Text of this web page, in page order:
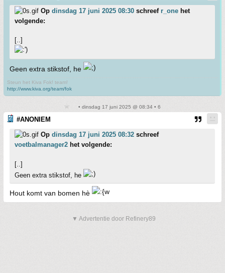
Op dinsdag 17 juni 2025 08:30 schreef r_one het
volgende:
[..]
Geen extra stikstof, he
Steun het Kiva Fok! team!
http://www.kiva.org/team/fok
• dinsdag 17 juni 2025 @ 08:34 • 6
#ANONIEM
Op dinsdag 17 juni 2025 08:32 schreef
voetbalmanager2 het volgende:
[..]
Geen extra stikstof, he
Hout komt van bomen hè
▼ Advertentie door Refinery89